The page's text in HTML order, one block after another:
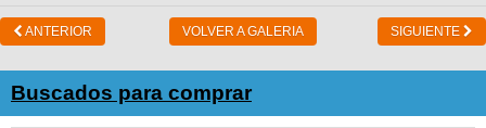
ANTERIOR VOLVER A GALERIA SIGUIENTE
Buscados para comprar